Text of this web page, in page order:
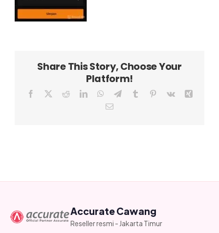
Share This Story, Choose Your
Platform!
Facebook RedditLinkedInWhatsApp
TelegramTumblr Pinterest
Vk
Email
Accurate Cawang
Reseller resmi - Jakarta Timur